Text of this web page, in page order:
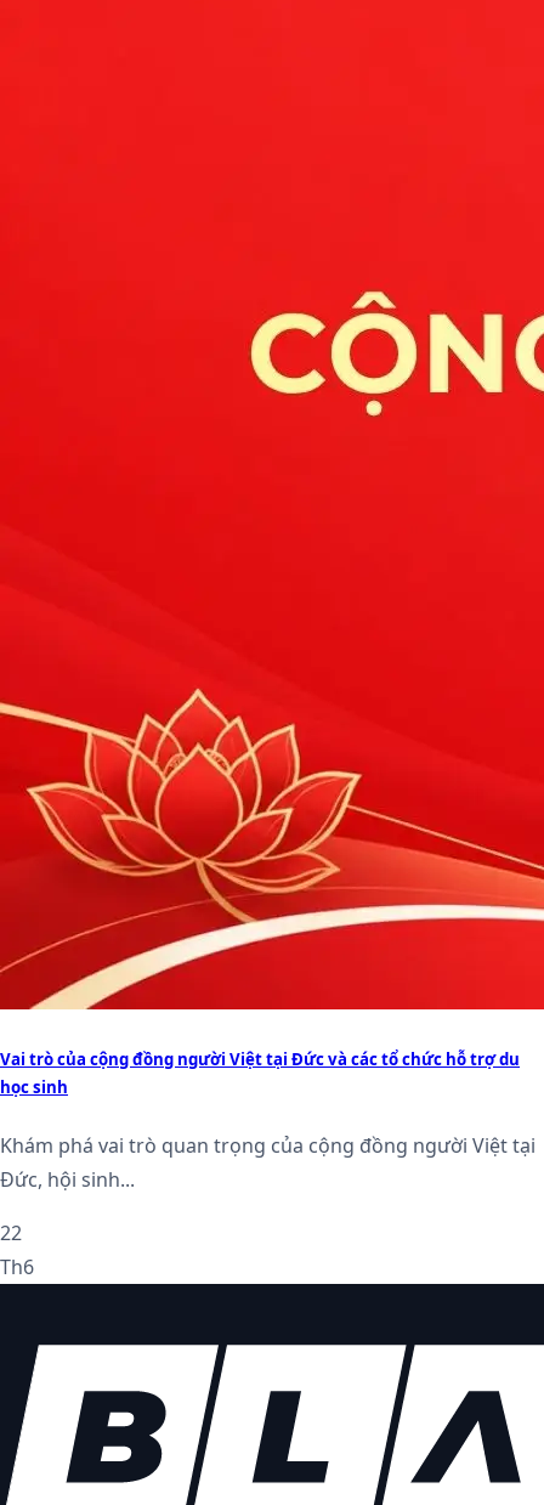
Vai trò của cộng đồng người Việt tại Đức và các tổ chức hỗ trợ du
học sinh
Khám phá vai trò quan trọng của cộng đồng người Việt tại
Đức, hội sinh...
22
Th6